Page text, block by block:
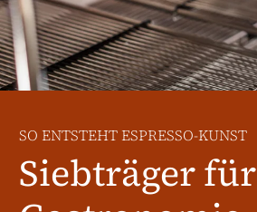
SO ENTSTEHT ESPRESSO-KUNST
Siebträger für
Weitere Märkte
Österreich
United Kingdom
Café Du Monde